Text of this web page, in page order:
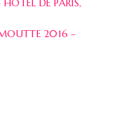
DE PARIS,
2016 –